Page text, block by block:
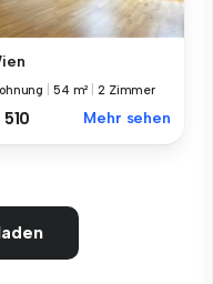
54 m² |2 Zimmer
Mehr sehen